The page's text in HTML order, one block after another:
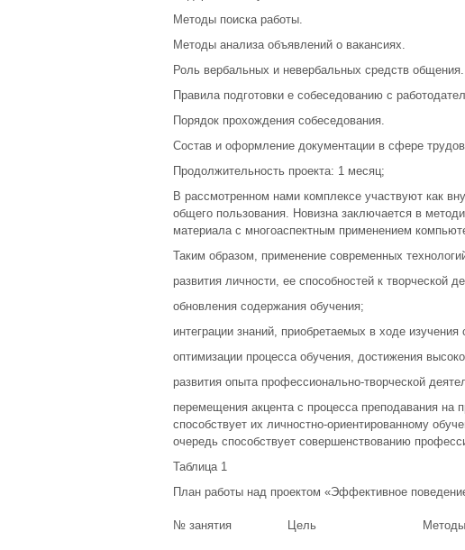
Методы поиска работы.
Методы анализа объявлений о вакансиях.
Роль вербальных и невербальных средств общения.
Правила подготовки е собеседованию с
Порядок прохождения собеседования.
Состав и оформление документации в сфере
Продолжительность проекта: 1 месяц;
В рассмотренном нами комплексе участвуют как
общего пользования. Новизна заключается в
материала с многоаспектным применением
Таким образом, применение современных
развития личности, ее способностей к творческой
обновления содержания обучения;
интеграции знаний, приобретаемых в ходе
оптимизации процесса обучения, достижения
развития опыта профессионально-творческой
перемещения акцента с процесса преподавания на
способствует их личностно-ориентированному
очередь способствует совершенствованию
Таблица 1
План работы над проектом «Эффективное
№ занятия Цель Методы